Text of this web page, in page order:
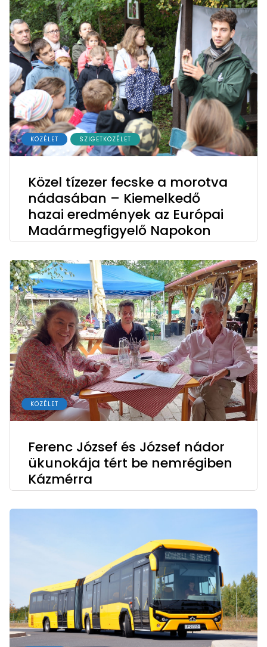
KÖZÉLET SZIGETKÖZÉLET
Közel tízezer fecske a morotva
nádasában – Kiemelkedő
hazai eredmények az Európai
Madármegfigyelő Napokon
KÖZÉLET
Ferenc József és József nádor
ükunokája tért be nemrégiben
Kázmérra